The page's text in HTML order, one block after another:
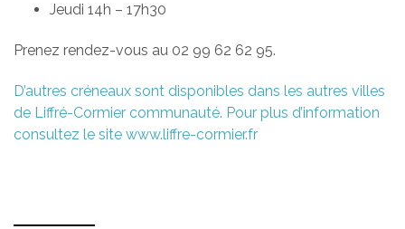
Jeudi 14h – 17h30
Prenez rendez-vous au 02 99 62 62 95.
D’autres créneaux sont disponibles dans les autres villes
de Liffré-Cormier communauté. Pour plus d’information
consultez le site www.liffre-cormier.fr